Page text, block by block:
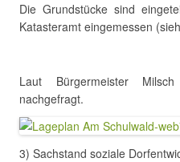
Die Grundstücke sind
Katasteramt eingemessen
Laut Bürgermeister
nachgefragt.
3) Sachstand soziale